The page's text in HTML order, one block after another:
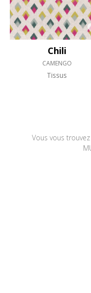
Chili
CAMENGO
Tissus
Vous vous trouvez